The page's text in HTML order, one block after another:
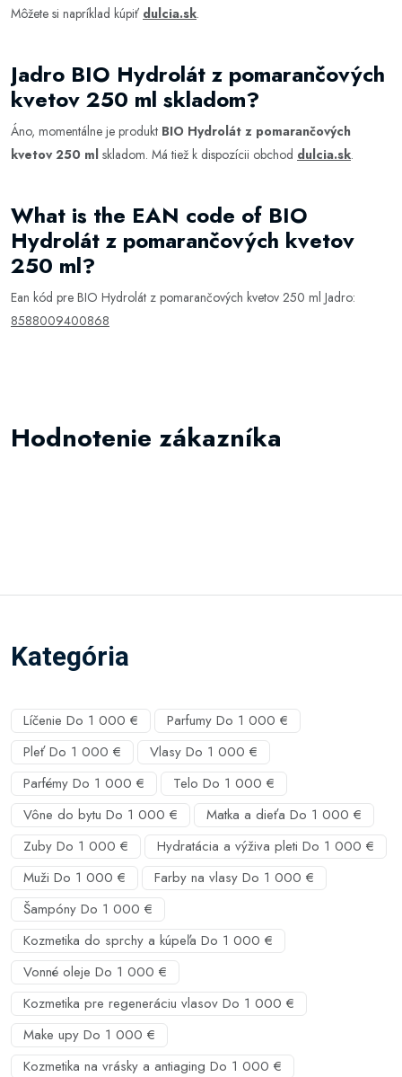
Môžete si napríklad kúpiť dulcia.sk.
Jadro BIO Hydrolát z pomarančových
kvetov 250 ml skladom?
Áno, momentálne je produkt BIO Hydrolát z pomarančových
kvetov 250 ml skladom. Má tiež k dispozícii obchod dulcia.sk.
What is the EAN code of BIO
Hydrolát z pomarančových kvetov
250 ml?
Ean kód pre BIO Hydrolát z pomarančových kvetov 250 ml Jadro:
8588009400868
Hodnotenie zákazníka
Kategória
Líčenie Do 1 000 €
Parfumy Do 1 000 €
Pleť Do 1 000 €
Vlasy Do 1 000 €
Parfémy Do 1 000 €
Telo Do 1 000 €
Vône do bytu Do 1 000 €
Matka a dieťa Do 1 000 €
Zuby Do 1 000 €
Hydratácia a výživa pleti Do 1 000 €
Muži Do 1 000 €
Farby na vlasy Do 1 000 €
Šampóny Do 1 000 €
Kozmetika do sprchy a kúpeľa Do 1 000 €
Vonné oleje Do 1 000 €
Kozmetika pre regeneráciu vlasov Do 1 000 €
Make upy Do 1 000 €
Kozmetika na vrásky a antiaging Do 1 000 €